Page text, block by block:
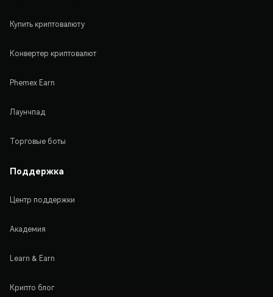
Купить криптовалюту
Конвертер криптовалют
Phemex Earn
Лаунчпад
Торговые боты
Поддержка
Центр поддержки
Академия
Learn & Earn
Крипто блог